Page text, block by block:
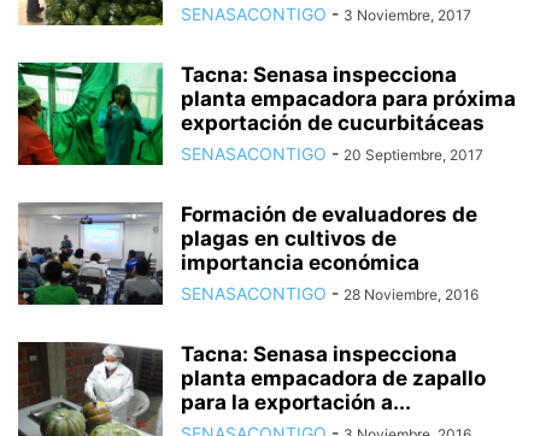
SENASACONTIGO - 3 Noviembre, 2017
Tacna: Senasa inspecciona
planta empacadora para próxima
exportación de cucurbitáceas
SENASACONTIGO - 20 Septiembre, 2017
Formación de evaluadores de
plagas en cultivos de
importancia económica
SENASACONTIGO - 28 Noviembre, 2016
Tacna: Senasa inspecciona
planta empacadora de zapallo
para la exportación a...